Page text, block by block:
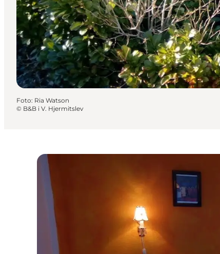
Foto: Ria Watson
© B&B i V. Hjermitslev